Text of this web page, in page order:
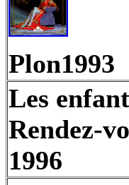
Plon1993
Les
Rendez-
1996